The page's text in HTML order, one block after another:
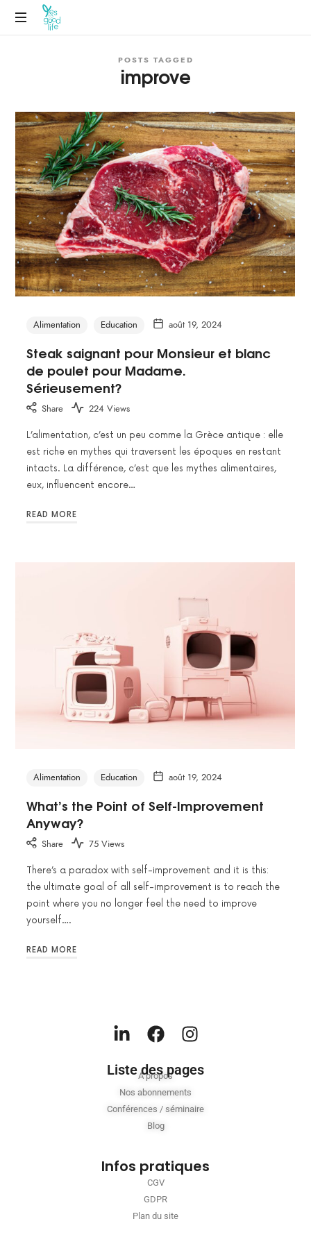
POSTS TAGGED
improve
Alimentation Education août 19, 2024
Steak saignant pour Monsieur et blanc
de poulet pour Madame.
Sérieusement?
Share 224 Views
L’alimentation, c’est un peu comme la Grèce antique : elle
est riche en mythes qui traversent les époques en restant
intacts. La différence, c’est que les mythes alimentaires,
eux, influencent encore…
READ MORE
Alimentation Education août 19, 2024
What’s the Point of Self-Improvement
Anyway?
Share 75 Views
There’s a paradox with self-improvement and it is this:
the ultimate goal of all self-improvement is to reach the
point where you no longer feel the need to improve
yourself….
READ MORE
Liste des pages
A propos
Nos abonnements
Conférences / séminaire
Blog
Infos pratiques
CGV
GDPR
Plan du site